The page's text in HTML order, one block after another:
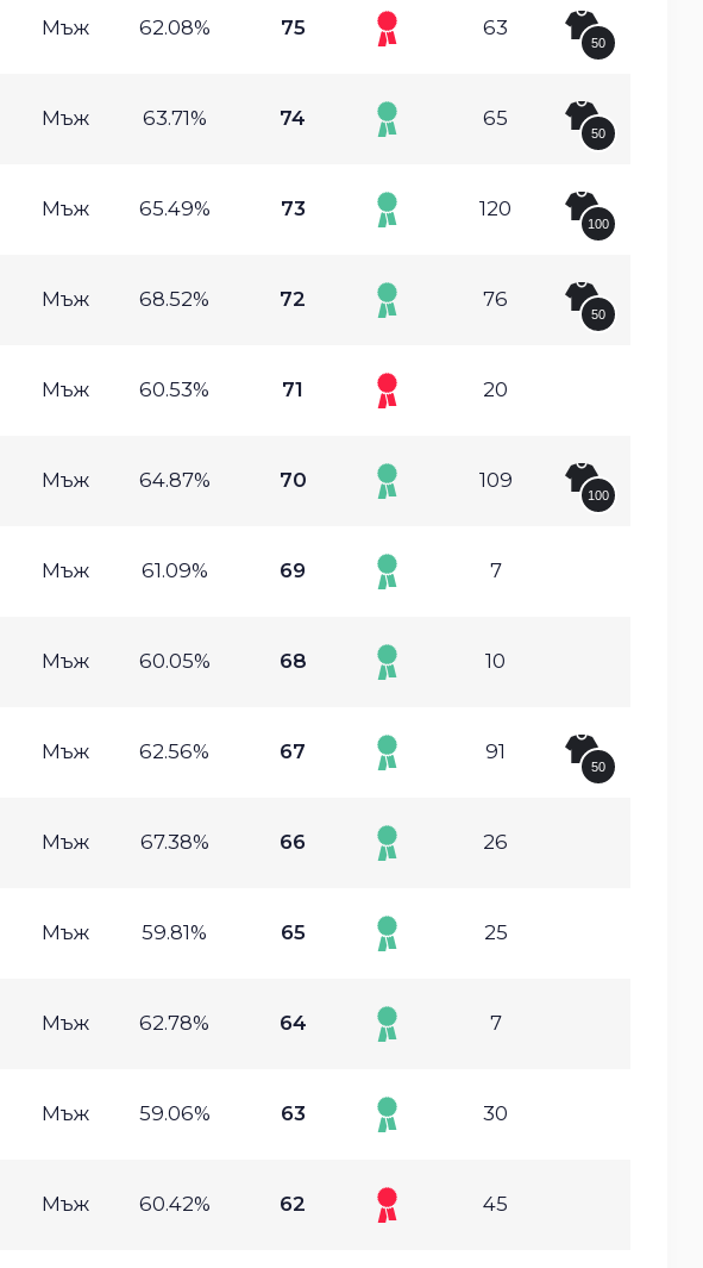
Мъж 62.08% 75 63
50
Мъж 63.71% 74 65
50
Мъж 65.49% 73 120
100
Мъж 68.52% 72 76
50
Мъж 60.53% 71 20
Мъж 64.87% 70 109
100
Мъж 61.09% 69 7
Мъж 60.05% 68 10
Мъж 62.56% 67 91
50
Мъж 67.38% 66 26
Мъж 59.81% 65 25
Мъж 62.78% 64 7
Мъж 59.06% 63 30
Мъж 60.42% 62 45